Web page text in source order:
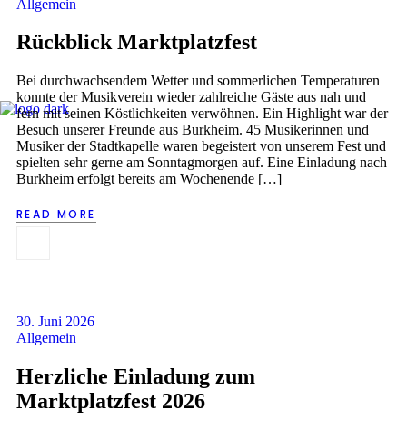
Allgemein
Rückblick Marktplatzfest
Bei durchwachsendem Wetter und sommerlichen Temperaturen
konnte der Musikverein wieder zahlreiche Gäste aus nah und
fern mit seinen Köstlichkeiten verwöhnen. Ein Highlight war der
Besuch unserer Freunde aus Burkheim. 45 Musikerinnen und
Musiker der Stadtkapelle waren begeistert von unserem Fest und
spielten sehr gerne am Sonntagmorgen auf. Eine Einladung nach
Burkheim erfolgt bereits am Wochenende […]
READ MORE
30. Juni 2026
Allgemein
Herzliche Einladung zum
Marktplatzfest 2026